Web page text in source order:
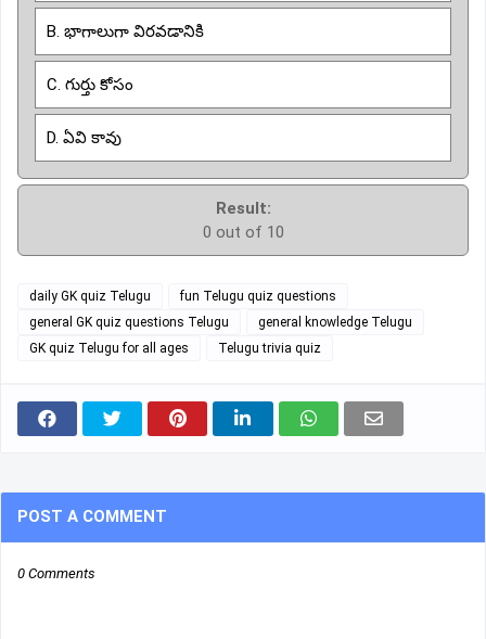
B. భాగాలుగా విరవడానికి
C. గుర్తు కోసం
D. ఏవి కావు
Result:
0 out of 10
daily GK quiz Telugu
fun Telugu quiz questions
general GK quiz questions Telugu
general knowledge Telugu
GK quiz Telugu for all ages
Telugu trivia quiz
POST A COMMENT
0 Comments